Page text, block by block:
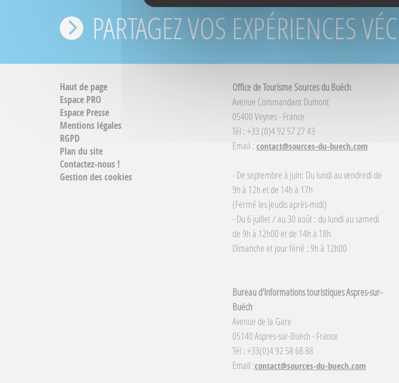
PARTAGEZ VOS EXPÉRIENCES
Haut de page
Espace PRO
Espace Presse
Mentions légales
RGPD
Plan du site
Contactez-nous !
Gestion des cookies
Office de Tourisme Sources du Buëch
Avenue Commandant Dumont
05400 Veynes - France
Tél : +33 (0)4 92 57 27 43
Email :contact@sources-du-buech.com
- De septembre à juin: Du lundi au vendredi de
9h à 12h et de 14h à 17h
(Fermé les jeudis après-midi)
- Du 6 juillet / au 30 août : du lundi au samedi
de 9h à 12h00 et de 14h à 18h
Dimanche et jour férié : 9h à 12h00
Bureau d'Informations touristiques Aspres-sur-
Buëch
Avenue de la Gare
05140 Aspres-sur-Buëch - France
Tél : +33(0)4 92 58 68 88
Email :contact@sources-du-buech.com